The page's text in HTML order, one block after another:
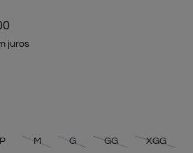
juros
G GG
M
P XGG